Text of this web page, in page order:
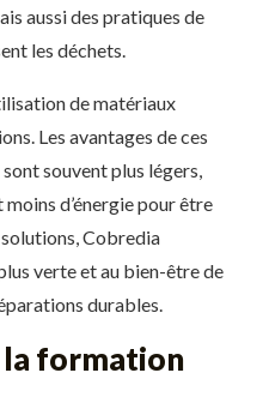
aussi des pratiques de
les déchets.
de matériaux
Les avantages de ces
souvent plus légers,
d’énergie pour être
Cobredia
verte et au bien-être de
durables.
la formation